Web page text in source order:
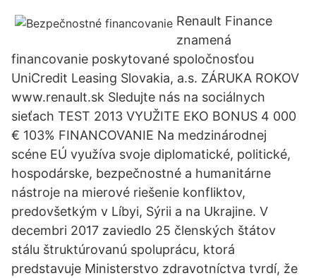
Renault Finance
znamená
financovanie poskytované spoločnosťou
UniCredit Leasing Slovakia, a.s. ZÁRUKA ROKOV
www.renault.sk Sledujte nás na sociálnych
sieťach TEST 2013 VYUŽITE EKO BONUS 4 000
€ 103% FINANCOVANIE Na medzinárodnej
scéne EÚ využíva svoje diplomatické, politické,
hospodárske, bezpečnostné a humanitárne
nástroje na mierové riešenie konfliktov,
predovšetkým v Líbyi, Sýrii a na Ukrajine. V
decembri 2017 zaviedlo 25 členských štátov
stálu štruktúrovanú spoluprácu, ktorá
predstavuje Ministerstvo zdravotníctva tvrdí, že